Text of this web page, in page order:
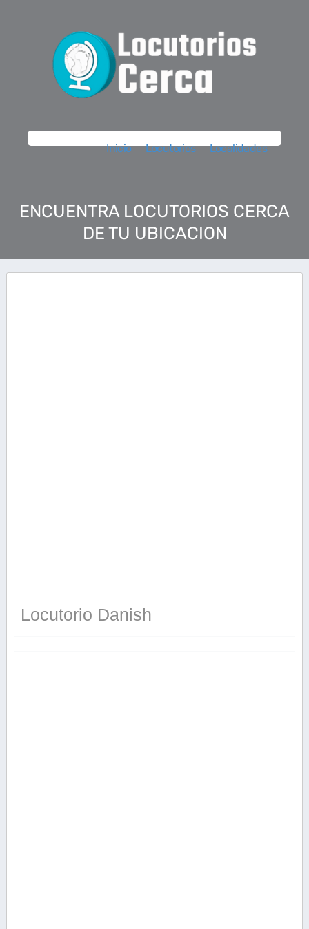
Inicio Locutorios Localidades
ENCUENTRA LOCUTORIOS CERCA
DE TU UBICACION
Locutorio Danish